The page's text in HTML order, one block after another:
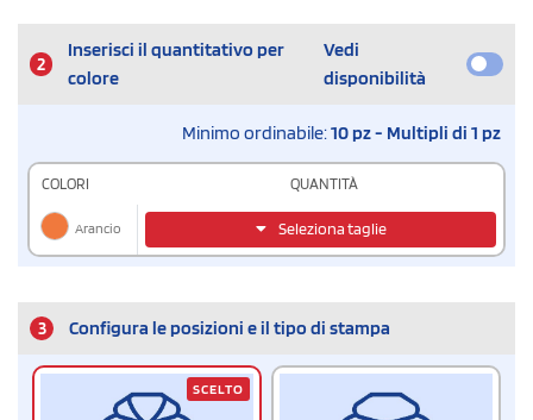
2
Inserisci il quantitativo per
colore
Vedi
disponibilità
Minimo ordinabile:10 pz - Multipli di 1 pz
COLORI QUANTITÀ
Arancio Seleziona taglie
3 Configura le posizioni e il tipo di stampa
SCELTO